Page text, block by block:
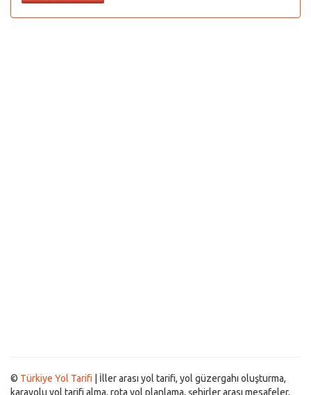
© Türkiye Yol Tarifi | İller arası yol tarifi, yol güzergahı oluşturma,
karayolu yol tarifi alma, rota yol planlama, şehirler arası mesafeler,